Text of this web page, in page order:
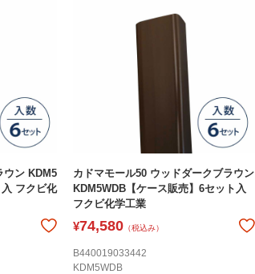
ウン KDM5
フクビ化
カドマモール50 ウッドダークブラウン
KDM5WDB【ケース販売】6セット入
フクビ化学工業
¥74,580 （税込み）
B440019033442
KDM5WDB